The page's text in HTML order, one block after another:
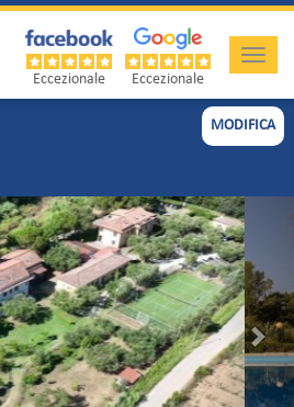
Toggle
Eccezionale Eccezionale
MODIFICA